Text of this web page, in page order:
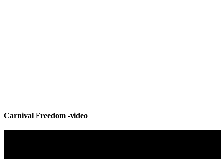
Carnival Freedom -video